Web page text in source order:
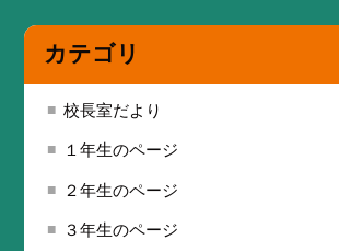
カテゴリ
校長室だより
１年生のページ
２年生のページ
３年生のページ